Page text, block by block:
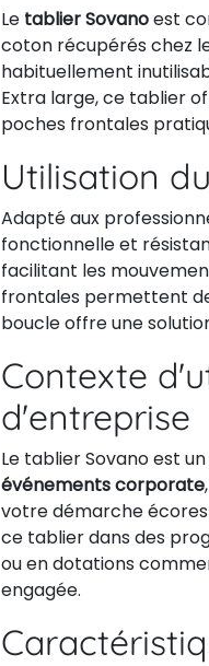
Le tablier Sovanoest
coton récupérés chez
habituellement
Extra large, ce tablier
poches frontales
Utilisation
Adapté aux
fonctionnelle et
facilitant les
frontales permettent
boucle offre une
Contexte
d'entreprise
Le tablier Sovano est
événements corporate,
votre démarche
ce tablier dans des
ou en dotations
engagée.